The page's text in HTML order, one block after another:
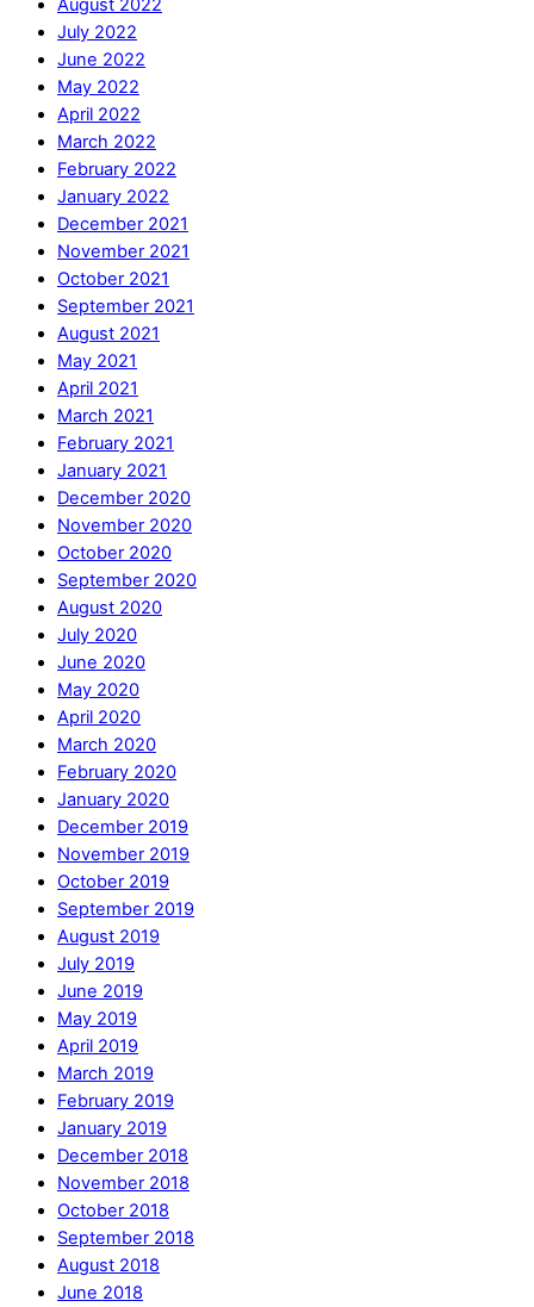
July 2022
June 2022
May 2022
April 2022
March 2022
February 2022
January 2022
December 2021
November 2021
October 2021
September 2021
August 2021
May 2021
April 2021
March 2021
February 2021
January 2021
December 2020
November 2020
October 2020
September 2020
August 2020
July 2020
June 2020
May 2020
April 2020
March 2020
February 2020
January 2020
December 2019
November 2019
October 2019
September 2019
August 2019
July 2019
June 2019
May 2019
April 2019
March 2019
February 2019
January 2019
December 2018
November 2018
October 2018
September 2018
August 2018
June 2018